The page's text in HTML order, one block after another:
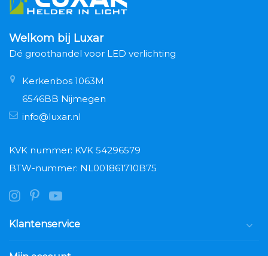
Welkom bij Luxar
Dé groothandel voor LED verlichting
Kerkenbos 1063M
6546BB Nijmegen
info@luxar.nl
KVK nummer: KVK 54296579
BTW-nummer: NL001861710B75
Klantenservice